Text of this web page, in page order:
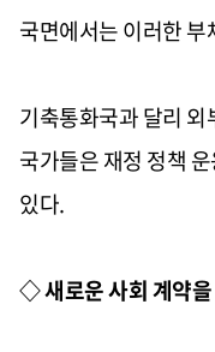
국면에서는 이러한
기축통화국과 달리
국가들은 재정 정책
있다.
◇ 새로운 사회 계약